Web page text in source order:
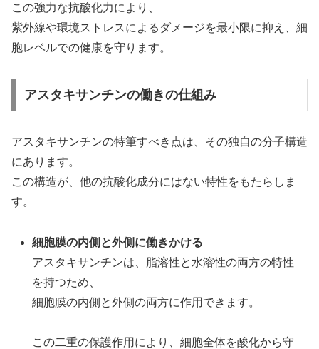
この強力な抗酸化力により、
紫外線や環境ストレスによるダメージを最小限に抑え、細
胞レベルでの健康を守ります。
アスタキサンチンの働きの仕組み
アスタキサンチンの特筆すべき点は、その独自の分子構造
にあります。
この構造が、他の抗酸化成分にはない特性をもたらしま
す。
細胞膜の内側と外側に働きかける
アスタキサンチンは、脂溶性と水溶性の両方の特性
を持つため、
細胞膜の内側と外側の両方に作用できます。
この二重の保護作用により、細胞全体を酸化から守